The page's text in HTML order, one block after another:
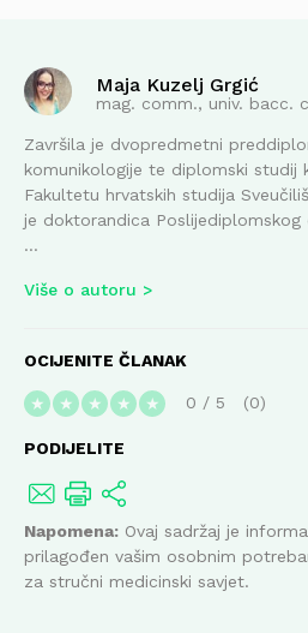
Maja Kuzelj Grgić
mag. comm., univ. bacc.
Završila je dvopredmetni
komunikologije te diplomski studij
Fakultetu hrvatskih studija
je doktorandica
...
Više o autoru
OCIJENITE ČLANAK
★ ★ ★ ★ ★ 0 / 5 0
PODIJELITE
Napomena: Ovaj sadržaj je
prilagođen vašim osobnim
za stručni medicinski savjet.